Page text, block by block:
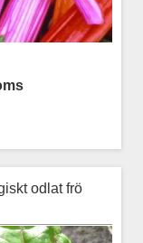
odlat frö